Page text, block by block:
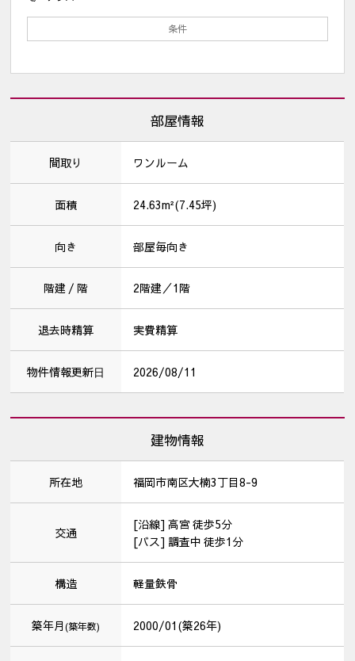
条件
部屋情報
間取り ワンルーム
面積 24.63m²(7.45坪)
向き 部屋毎向き
階建 / 階 2階建／1階
退去時精算 実費精算
物件情報更新⽇ 2026/08/11
建物情報
所在地 福岡市南区大楠3丁目8-9
交通
[沿線] 高宮 徒歩5分
[バス] 調査中 徒歩1分
構造 軽量鉄骨
築年月(築年数) 2000/01(築26年)